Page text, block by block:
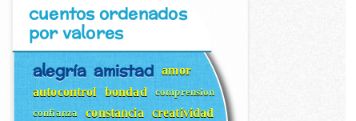
cuentos ordenados
por valores
alegría amistad amor
autocontrol
bondad comprension
confianza constancia creatividad